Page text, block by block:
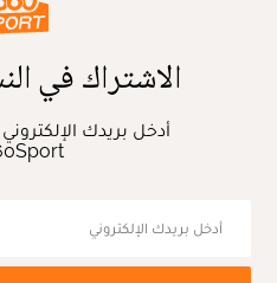
الاشتراك في
أدخل بريدك